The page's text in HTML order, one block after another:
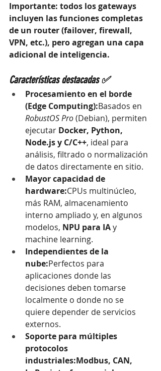
Importante: todos los gateways
incluyen las funciones completas
de un router (failover, firewall,
VPN, etc.), pero agregan una capa
adicional de inteligencia.
Características destacadas ✅
Procesamiento en el borde
(Edge Computing):Basados en
RobustOS Pro (Debian), permiten
ejecutar Docker, Python,
Node.js y C/C++, ideal para
análisis, filtrado o normalización
de datos directamente en sitio.
Mayor capacidad de
hardware:CPUs multinúcleo,
más RAM, almacenamiento
interno ampliado y, en algunos
modelos, NPU para IA y
machine learning.
Independientes de la
nube:Perfectos para
aplicaciones donde las
decisiones deben tomarse
localmente o donde no se
quiere depender de servicios
externos.
Soporte para múltiples
protocolos
industriales:Modbus, CAN,